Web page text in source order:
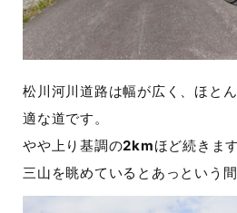
松川河川道路は幅が広く、ほと
適な道です。
やや上り基調の2kmほど続きま
三山を眺めているとあっという間